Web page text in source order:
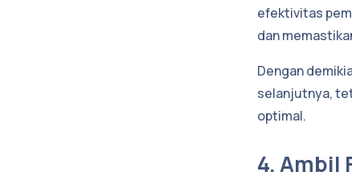
efektivitas
dan
Dengan
selanjutnya,
optimal.
4. Ambil